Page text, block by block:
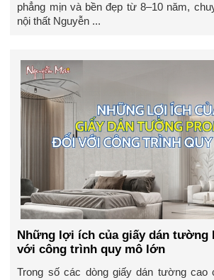
phẳng mịn và bền đẹp từ 8–10 năm,
nội thất Nguyễn ...
Những lợi ích của giấy dán tường
với công trình quy mô lớn
Trong số các dòng giấy dán tường cao